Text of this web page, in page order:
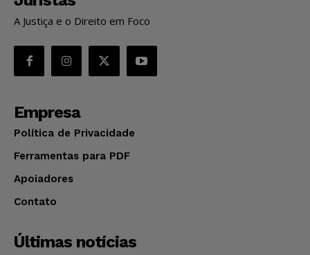
A Justiça e o Direito em Foco
Empresa
Política de Privacidade
Ferramentas para PDF
Apoiadores
Contato
Últimas notícias